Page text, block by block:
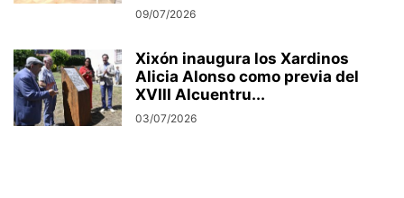
09/07/2026
Xixón inaugura los Xardinos
Alicia Alonso como previa del
XVIII Alcuentru...
03/07/2026